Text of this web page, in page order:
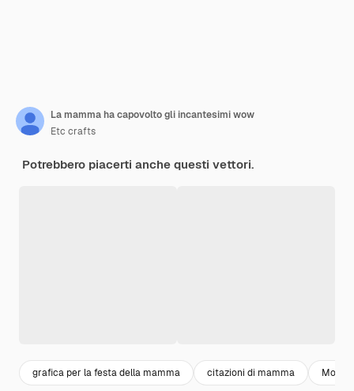
La mamma ha capovolto gli incantesimi wow
Etc crafts
Potrebbero piacerti anche questi vettori.
grafica per la festa della mamma citazioni di mamma